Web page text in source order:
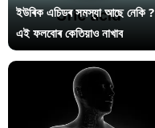
ইউৰিক এচিডৰ সমস্যা আছে নেকি ?
এই ফলবোৰ কেতিয়াও নাখাব